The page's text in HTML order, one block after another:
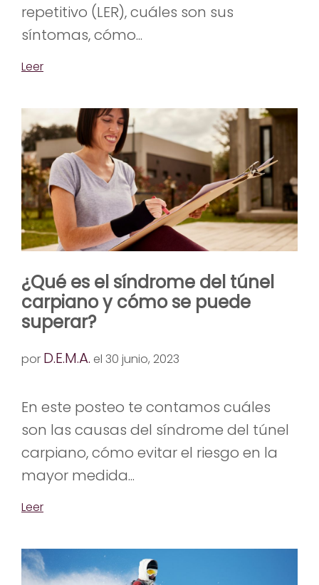
repetitivo (LER), cuáles son sus
síntomas, cómo...
Leer
¿Qué es el síndrome del túnel
carpiano y cómo se puede
superar?
por D.E.M.A. el 30 junio, 2023
En este posteo te contamos cuáles
son las causas del síndrome del túnel
carpiano, cómo evitar el riesgo en la
mayor medida...
Leer